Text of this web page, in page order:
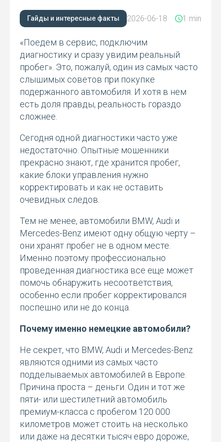
Гайды и интересные факты 2026-06-18 1 min
«Поедем в сервис, подключим
диагностику и сразу увидим реальный
пробег». Это, пожалуй, один из самых часто
слышимых советов при покупке
подержанного автомобиля. И хотя в нем
есть доля правды, реальность гораздо
сложнее.
Сегодня одной диагностики часто уже
недостаточно. Опытные мошенники
прекрасно знают, где хранится пробег,
какие блоки управления нужно
корректировать и как не оставить
очевидных следов.
Тем не менее, автомобили BMW, Audi и
Mercedes-Benz имеют одну общую черту –
они хранят пробег не в одном месте.
Именно поэтому профессионально
проведенная диагностика все еще может
помочь обнаружить несоответствия,
особенно если пробег корректировался
поспешно или не до конца.
Почему именно немецкие автомобили?
Не секрет, что BMW, Audi и Mercedes-Benz
являются одними из самых часто
подделываемых автомобилей в Европе.
Причина проста – деньги. Один и тот же
пяти- или шестилетний автомобиль
премиум-класса с пробегом 120 000
километров может стоить на несколько
или даже на десятки тысяч евро дороже,